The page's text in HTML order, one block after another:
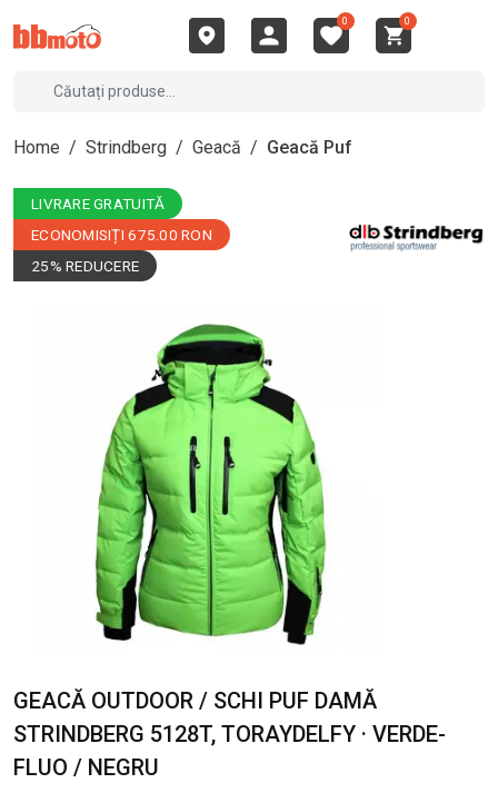
0 0
Home / Strindberg / Geacă / Geacă Puf
LIVRARE GRATUITĂ
ECONOMISIȚI 675.00 RON
25% REDUCERE
GEACĂ OUTDOOR / SCHI PUF DAMĂ
STRINDBERG 5128T, TORAYDELFY · VERDE-
FLUO / NEGRU